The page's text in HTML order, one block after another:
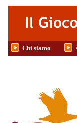
Salta al contenuto principale
Chi siamo